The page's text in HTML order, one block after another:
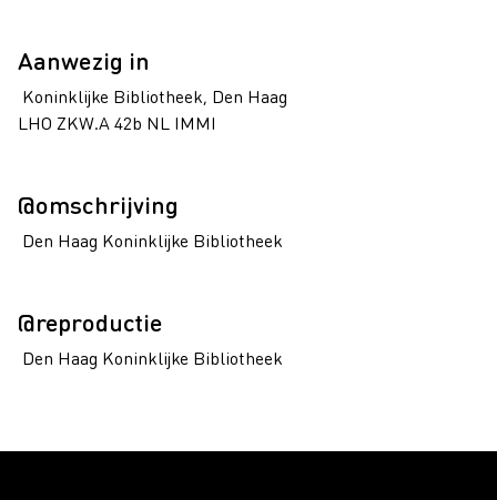
Aanwezig in
Koninklijke Bibliotheek, Den Haag
LHO ZKW.A 42b NL IMMI
@omschrijving
Den Haag Koninklijke Bibliotheek
@reproductie
Den Haag Koninklijke Bibliotheek